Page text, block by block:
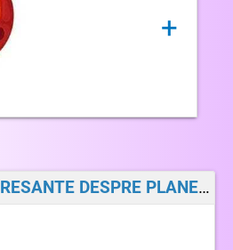
cu o temperatura de aproximativ
+
Rosie” se datoreaza
fiind colorata de particule
LUCRURI INTERESANTE DESPRE PLANETELE GIGANT